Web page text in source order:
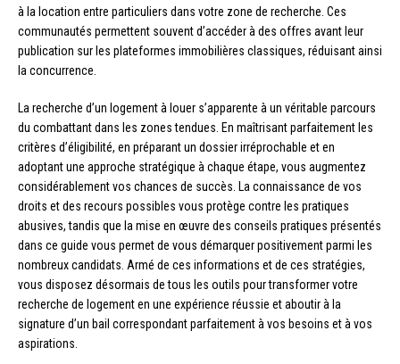
à la location entre particuliers dans votre zone de recherche. Ces
communautés permettent souvent d’accéder à des offres avant leur
publication sur les plateformes immobilières classiques, réduisant ainsi
la concurrence.
La recherche d’un logement à louer s’apparente à un véritable parcours
du combattant dans les zones tendues. En maîtrisant parfaitement les
critères d’éligibilité, en préparant un dossier irréprochable et en
adoptant une approche stratégique à chaque étape, vous augmentez
considérablement vos chances de succès. La connaissance de vos
droits et des recours possibles vous protège contre les pratiques
abusives, tandis que la mise en œuvre des conseils pratiques présentés
dans ce guide vous permet de vous démarquer positivement parmi les
nombreux candidats. Armé de ces informations et de ces stratégies,
vous disposez désormais de tous les outils pour transformer votre
recherche de logement en une expérience réussie et aboutir à la
signature d’un bail correspondant parfaitement à vos besoins et à vos
aspirations.